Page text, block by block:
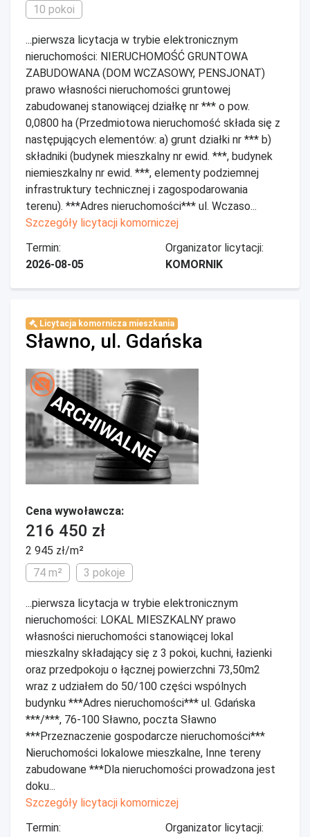
10 pokoi
...pierwsza licytacja w trybie elektronicznym
nieruchomości: NIERUCHOMOŚĆ GRUNTOWA
ZABUDOWANA (DOM WCZASOWY, PENSJONAT)
prawo własności nieruchomości gruntowej
zabudowanej stanowiącej działkę nr *** o pow.
0,0800 ha (Przedmiotowa nieruchomość składa się z
następujących elementów: a) grunt działki nr *** b)
składniki (budynek mieszkalny nr ewid. ***, budynek
niemieszkalny nr ewid. ***, elementy podziemnej
infrastruktury technicznej i zagospodarowania
terenu). ***Adres nieruchomości*** ul. Wczaso...
Szczegóły licytacji komorniczej
Termin:
2026-08-05
Organizator licytacji:
KOMORNIK
Licytacja komornicza mieszkania
Sławno, ul. Gdańska
ARCHIWALNE
Cena wywoławcza:
216 450 zł
2 945 zł/m²
74 m²
3 pokoje
...pierwsza licytacja w trybie elektronicznym
nieruchomości: LOKAL MIESZKALNY prawo
własności nieruchomości stanowiącej lokal
mieszkalny składający się z 3 pokoi, kuchni, łazienki
oraz przedpokoju o łącznej powierzchni 73,50m2
wraz z udziałem do 50/100 części wspólnych
budynku ***Adres nieruchomości*** ul. Gdańska
***/***, 76-100 Sławno, poczta Sławno
***Przeznaczenie gospodarcze nieruchomości***
Nieruchomości lokalowe mieszkalne, Inne tereny
zabudowane ***Dla nieruchomości prowadzona jest
doku...
Szczegóły licytacji komorniczej
Termin:
Organizator licytacji: